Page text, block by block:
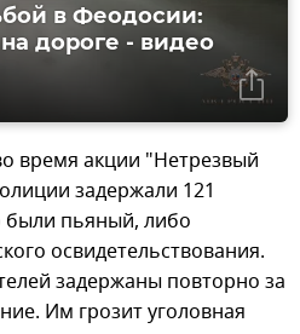
в Феодосии:
дороге - видео
время акции "Нетрезвый
задержали 121
были пьяный, либо
освидетельствования.
задержаны повторно за
Им грозит уголовная